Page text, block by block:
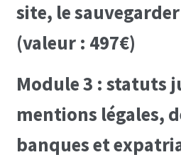
site, le
(valeur : 497€)
Module 3 : statuts
mentions légales,
banques et